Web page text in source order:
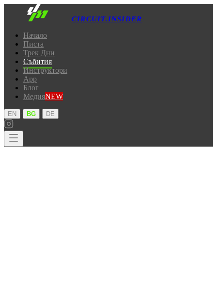
CIRCUIT.INSIDER
Начало
Писта
Трек Дни
Събития
Инструктори
App
Блог
МедияNEW
EN BG DE